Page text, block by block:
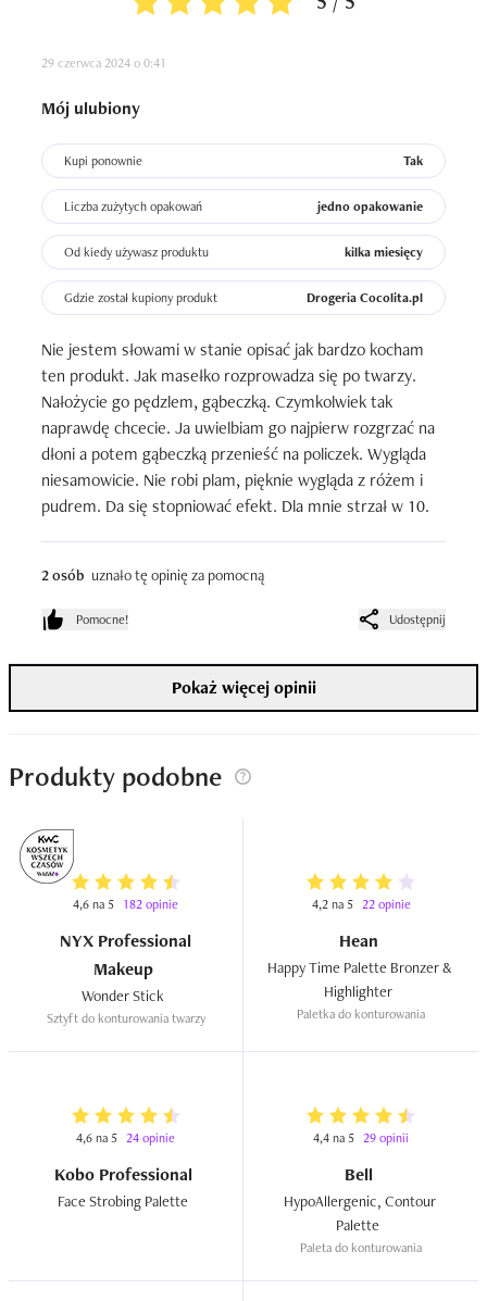
przy bardzo jasnej cerze niektóre kolory mogą wypaść
zarzucenia.
29 czerwca 2024 o 0:41
Mój ulubiony
Kupi ponownie Tak
Liczba zużytych opakowań jedno opakowanie
Od kiedy używasz produktu kilka miesięcy
Gdzie został kupiony produkt Drogeria Cocolita.pl
Nie jestem słowami w stanie opisać jak bardzo kocham
ten produkt. Jak masełko rozprowadza się po twarzy.
Nałożycie go pędzlem, gąbeczką. Czymkolwiek tak
naprawdę chcecie. Ja uwielbiam go najpierw rozgrzać na
dłoni a potem gąbeczką przenieść na policzek. Wygląda
niesamowicie. Nie robi plam, pięknie wygląda z różem i
pudrem. Da się stopniować efekt. Dla mnie strzał w 10.
2 osób uznało tę opinię za pomocną
Pomocne! Udostępnij
Pokaż więcej opinii
Produkty podobne
4,6 na 5 182 opinie
NYX Professional
Makeup
Sztyft do konturowania twarzy
4,2 na 5 22 opinie
Hean
Happy Time Palette Bronzer &
Paletka do konturowania
4,6 na 5 24 opinie
Kobo Professional
4,4 na 5 29 opinii
Bell
HypoAllergenic, Contour
Paleta do konturowania